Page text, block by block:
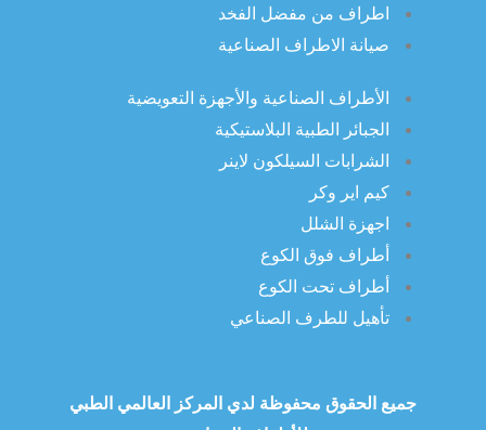
اطراف من مفضل الفخد
صيانة الاطراف الصناعية
الأطراف الصناعية والأجهزة التعويضية
الجبائر الطبية البلاستيكية
الشرابات السيلكون لاينر
كيم اير وكر
اجهزة الشلل
أطراف فوق الكوع
أطراف تحت الكوع
تأهيل للطرف الصناعي
جميع الحقوق محفوظة لدي المركز العالمي الطبي